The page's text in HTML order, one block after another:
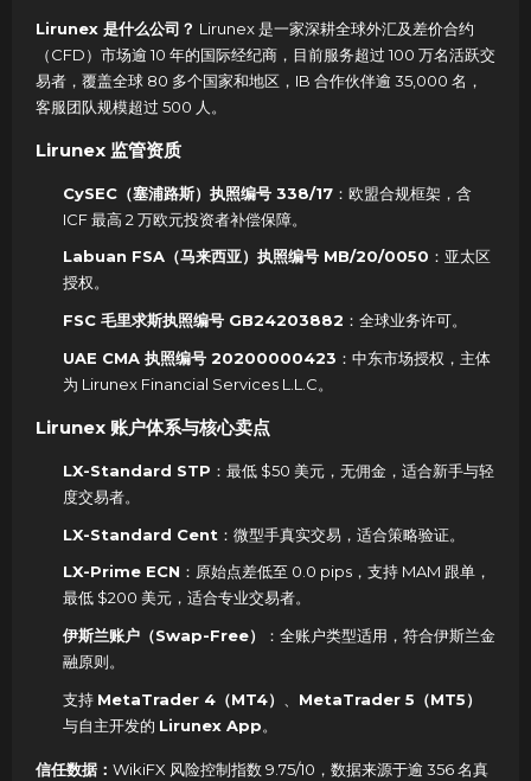
Lirunex 是什么公司？ Lirunex 是一家深耕全球外汇及差价合约
（CFD）市场逾 10 年的国际经纪商，目前服务超过 100 万名活跃交
易者，覆盖全球 80 多个国家和地区，IB 合作伙伴逾 35,000 名，
客服团队规模超过 500 人。
Lirunex 监管资质
CySEC（塞浦路斯）执照编号 338/17：欧盟合规框架，含
ICF 最高 2 万欧元投资者补偿保障。
Labuan FSA（马来西亚）执照编号 MB/20/0050 ：亚太区
授权。
FSC 毛里求斯执照编号 GB24203882 ：全球业务许可。
UAE CMA 执照编号 20200000423 ：中东市场授权，主体
为 Lirunex Financial Services L.L.C。
Lirunex 账户体系与核心卖点
LX-Standard STP ：最低 $50 美元，无佣金，适合新手与轻
度交易者。
LX-Standard Cent ：微型手真实交易，适合策略验证。
LX-Prime ECN ：原始点差低至 0.0 pips，支持 MAM 跟单，
最低 $200 美元，适合专业交易者。
伊斯兰账户（Swap-Free）
：全账户类型适用，符合伊斯兰金
融原则。
支持 MetaTrader 4（MT4）
MetaTrader 5（MT5）
与自主开发的 Lirunex App。
信任数据： WikiFX 风险控制指数 9.75/10，数据来源于逾 356 名真